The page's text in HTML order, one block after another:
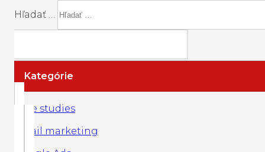
Hľadať …
Kategórie
Case studies
Email marketing